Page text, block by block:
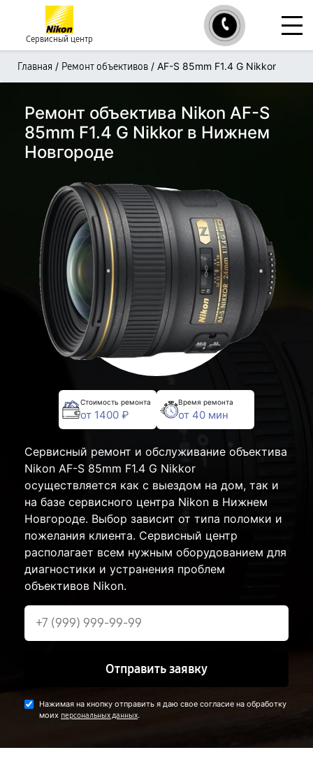
Сервисный центр
Главная / Ремонт объективов / AF-S 85mm F1.4 G Nikkor
Ремонт объектива Nikon AF-S
85mm F1.4 G Nikkor в Нижнем
Новгороде
Стоимость ремонта
от 1400 ₽
Время ремонта
от 40 мин
Сервисный ремонт и обслуживание объектива
Nikon AF-S 85mm F1.4 G Nikkor
осуществляется как с выездом на дом, так и
на базе сервисного центра Nikon в Нижнем
Новгороде. Выбор зависит от типа поломки и
пожелания клиента. Сервисный центр
располагает всем нужным оборудованием для
диагностики и устранения проблем
объективов Nikon.
Отправить заявку
Нажимая на кнопку отправить я даю свое согласие на обработку
моих персональных данных.